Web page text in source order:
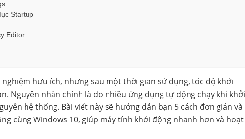
Startup
Editor
hữu ích, nhưng sau một thời gian sử dụng, tốc độ khởi
Nguyên nhân chính là do nhiều ứng dụng tự động chạy khi khởi
hệ thống. Bài viết này sẽ hướng dẫn bạn 5 cách đơn giản và
cùng Windows 10, giúp máy tính khởi động nhanh hơn và hoạt